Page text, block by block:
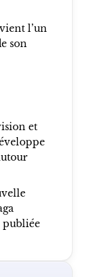
l’un
son
et
publiée